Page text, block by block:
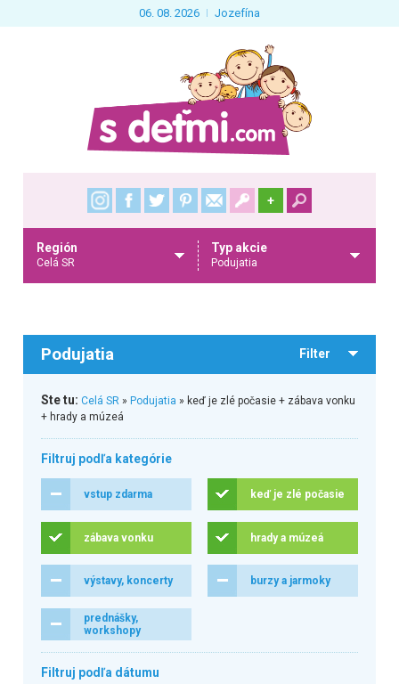
06. 08. 2026 Jozefína
+
Región
Celá SR
Typ akcie
Podujatia
Podujatia Filter
Ste tu: Celá SR» Podujatia » keď je zlé počasie + zábava vonku
+ hrady a múzeá
Filtruj podľa kategórie
vstup zdarma keď je zlé počasie
zábava vonku hrady a múzeá
výstavy, koncerty burzy a jarmoky
prednášky,
workshopy
Filtruj podľa dátumu